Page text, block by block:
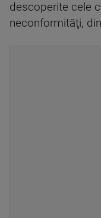
descoperite cele
neconformităţi,